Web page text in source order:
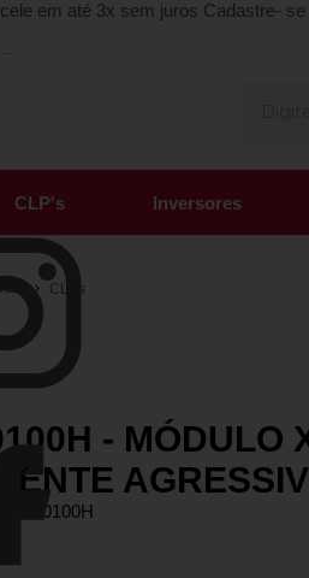
em até 3x sem juros Cadastre-
CLP's Inversores
CLPs
- MÓDULO